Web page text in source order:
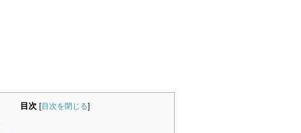
目次 [目次を閉じる]